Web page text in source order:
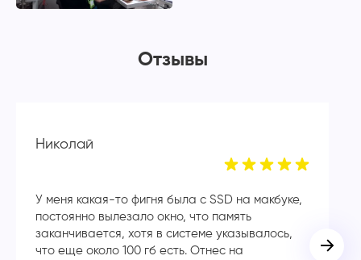
Отзывы
Николай
У меня какая-то фигня была с SSD на макбуке,
постоянно вылезало окно, что память
заканчивается, хотя в системе указывалось,
что еще около 100 гб есть. Отнес на